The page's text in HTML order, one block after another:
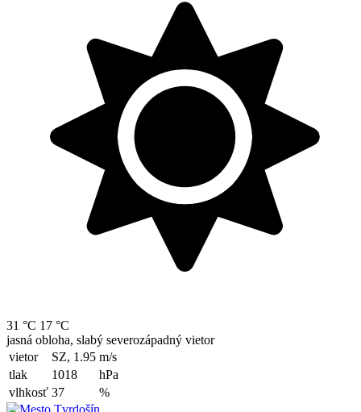
31 °C 17 °C
jasná obloha, slabý severozápadný vietor
vietor
SZ, 1.95 m/s
tlak
1018
hPa
vlhkosť 37 %